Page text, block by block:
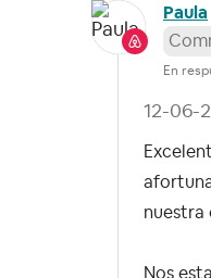
Paula
En
‎12-06-
nuestra
Nos